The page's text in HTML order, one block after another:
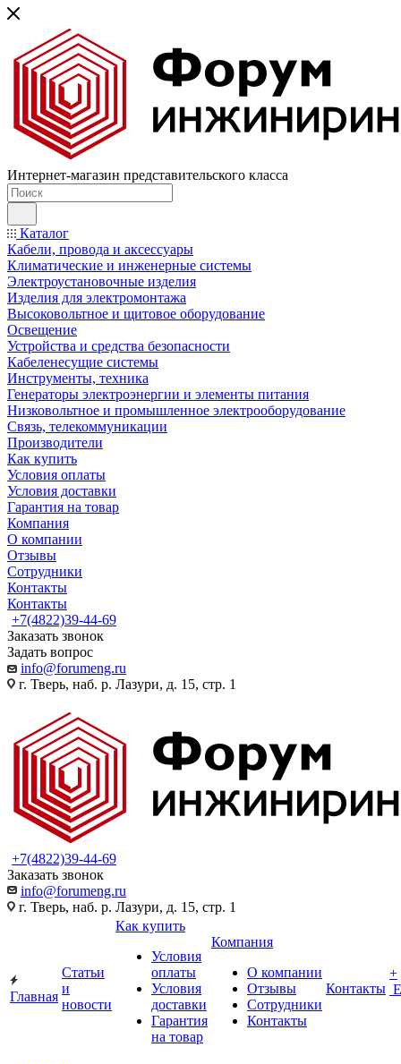
Интернет-магазин представительского класса
Каталог
Кабели, провода и аксессуары
Климатические и инженерные системы
Электроустановочные изделия
Изделия для электромонтажа
Высоковольтное и щитовое оборудование
Освещение
Устройства и средства безопасности
Кабеленесущие системы
Инструменты, техника
Генераторы электроэнергии и элементы питания
Низковольтное и промышленное электрооборудование
Связь, телекоммуникации
Производители
Как купить
Условия оплаты
Условия доставки
Гарантия на товар
Компания
О компании
Отзывы
Сотрудники
Контакты
Контакты
+7(4822)39-44-69
Заказать звонок
Задать вопрос
info@forumeng.ru
г. Тверь, наб. р. Лазури, д. 15, стр. 1
+7(4822)39-44-69
Заказать звонок
info@forumeng.ru
г. Тверь, наб. р. Лазури, д. 15, стр. 1
Главная
Статьи
и
новости
Как купить
Условия
оплаты
Условия
доставки
Гарантия
на товар
Компания
О компании
Отзывы
Сотрудники
Контакты
Контакты
+